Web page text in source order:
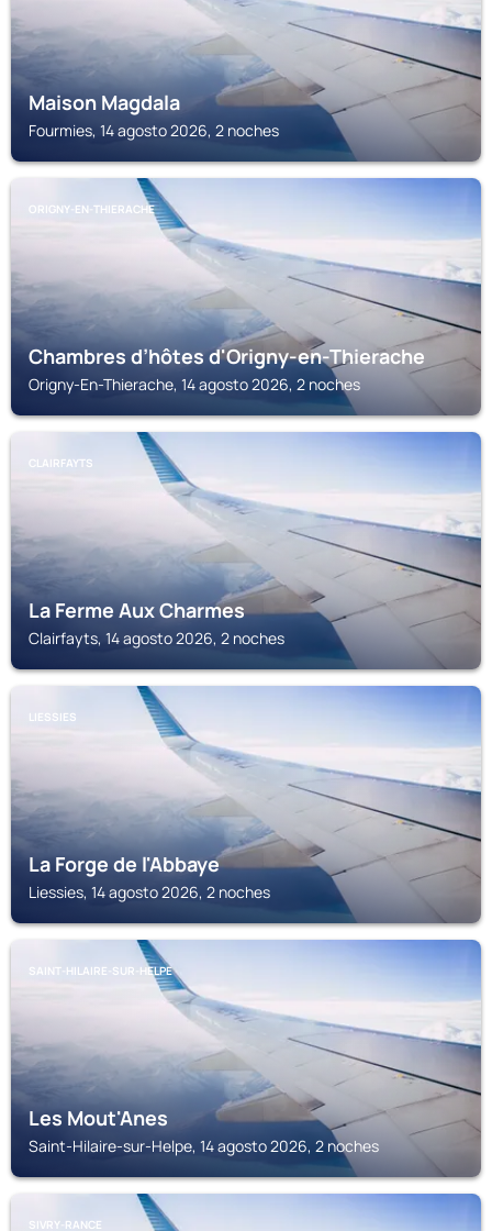
Maison Magdala
Fourmies, 14 agosto 2026, 2 noches
ORIGNY-EN-THIERACHE
Chambres d’hôtes d'Origny-en-Thierache
Origny-En-Thierache, 14 agosto 2026, 2 noches
CLAIRFAYTS
La Ferme Aux Charmes
Clairfayts, 14 agosto 2026, 2 noches
LIESSIES
La Forge de l'Abbaye
Liessies, 14 agosto 2026, 2 noches
SAINT-HILAIRE-SUR-HELPE
Les Mout'Anes
Saint-Hilaire-sur-Helpe, 14 agosto 2026, 2 noches
SIVRY-RANCE